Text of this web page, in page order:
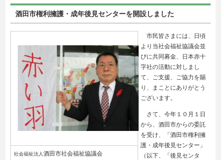
酒田市権利擁護・成年後見センターを開設しました
社会福祉法人酒田市社会福祉協議会
市民皆さまには、日頃
より当社会福祉協議会並
びに共同募金、日本赤十
字社の活動に対しまし
て、ご支援、ご協力を賜
り、まことにありがとう
ございます。
さて、今年１０月１日
から、酒田市からの委託
を受け、「酒田市権利擁
護・成年後見センター」
（以下、「後見センタ